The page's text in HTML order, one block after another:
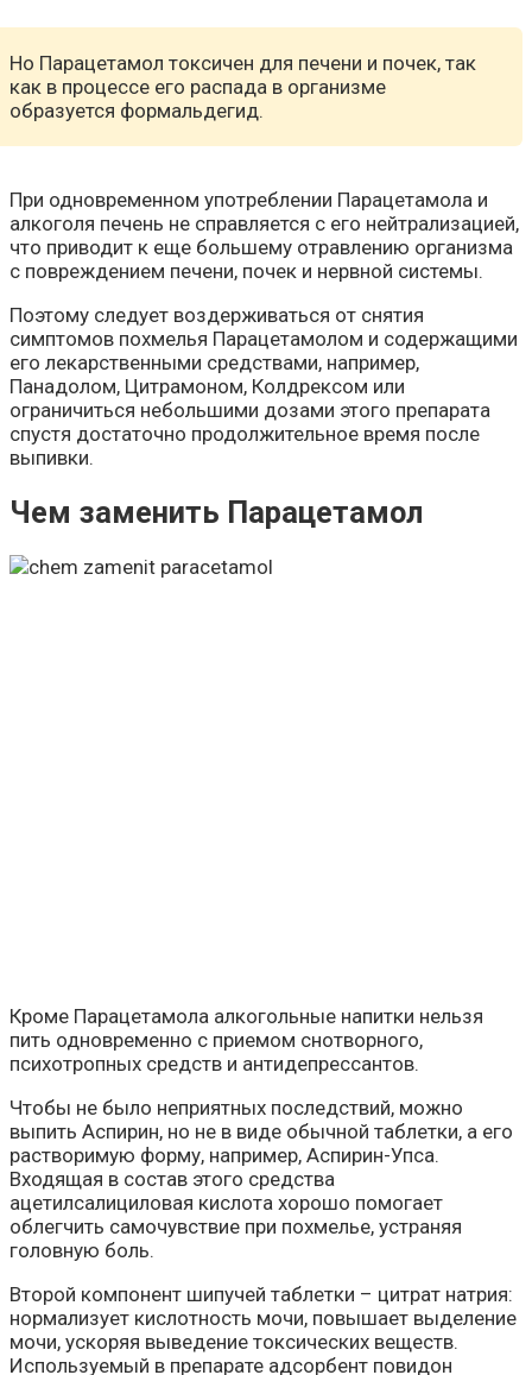
Но Парацетамол токсичен для печени и почек, так
как в процессе его распада в организме
образуется формальдегид.
При одновременном употреблении Парацетамола и
алкоголя печень не справляется с его нейтрализацией,
что приводит к еще большему отравлению организма
с повреждением печени, почек и нервной системы.
Поэтому следует воздерживаться от снятия
симптомов похмелья Парацетамолом и содержащими
его лекарственными средствами, например,
Панадолом, Цитрамоном, Колдрексом или
ограничиться небольшими дозами этого препарата
спустя достаточно продолжительное время после
выпивки.
Чем заменить Парацетамол
Кроме Парацетамола алкогольные напитки нельзя
пить одновременно с приемом снотворного,
психотропных средств и антидепрессантов.
Чтобы не было неприятных последствий, можно
выпить Аспирин, но не в виде обычной таблетки, а его
растворимую форму, например, Аспирин-Упса.
Входящая в состав этого средства
ацетилсалициловая кислота хорошо помогает
облегчить самочувствие при похмелье, устраняя
головную боль.
Второй компонент шипучей таблетки – цитрат натрия:
нормализует кислотность мочи, повышает выделение
мочи, ускоряя выведение токсических веществ.
Используемый в препарате адсорбент повидон